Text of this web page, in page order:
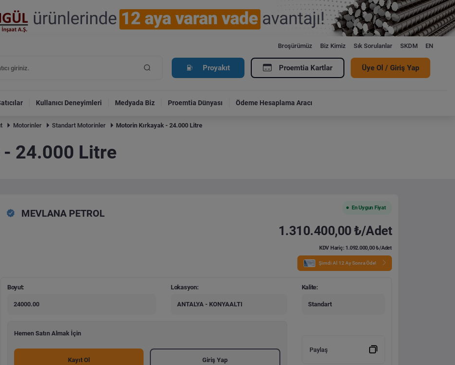
Broşürümüz Biz Kimiz Sık Sorulanlar SKDM EN
Proyakıt Proemtia Kartlar Üye Ol / Giriş Yap
Kullanıcı Deneyimleri Medyada Biz Proemtia Dünyası Ödeme Hesaplama Aracı
Motorinler Standart Motorinler Motorin Kırkayak - 24.000 Litre
- 24.000 Litre
MEVLANA PETROL
En Uygun Fiyat
1.310.400,00 ₺/Adet
KDV Hariç: 1.092.000,00 ₺/Adet
Şimdi Al 12 Ay Sonra Öde!
Boyut:
24000.00
Lokasyon:
ANTALYA - KONYAALTI
Kalite:
Standart
Hemen Satın Almak İçin
Kayıt Ol Giriş Yap
Paylaş